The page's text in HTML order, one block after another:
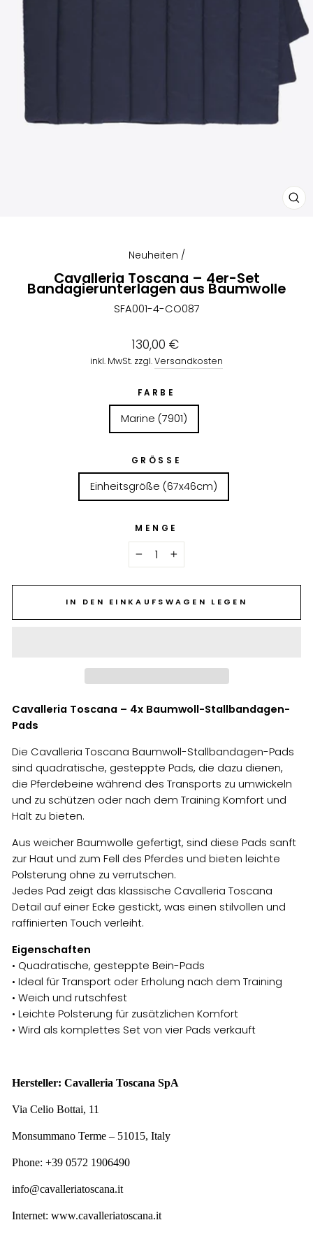
Neuheiten /
Cavalleria Toscana – 4er-Set
Bandagierunterlagen aus Baumwolle
SFA001-4-CO087
Normaler
Preis
130,00 €
inkl. MwSt. zzgl.Versandkosten
FARBE
Marine (7901)
GRÖSSE
Einheitsgröße (67x46cm)
MENGE
+
IN DEN EINKAUFSWAGEN LEGEN
Cavalleria Toscana – 4x Baumwoll-Stallbandagen-
Pads
Die Cavalleria Toscana Baumwoll-Stallbandagen-Pads
sind quadratische, gesteppte Pads, die dazu dienen,
die Pferdebeine während des Transports zu umwickeln
und zu schützen oder nach dem Training Komfort und
Halt zu bieten.
Aus weicher Baumwolle gefertigt, sind diese Pads sanft
zur Haut und zum Fell des Pferdes und bieten leichte
Polsterung ohne zu verrutschen.
Jedes Pad zeigt das klassische Cavalleria Toscana
Detail auf einer Ecke gestickt, was einen stilvollen und
raffinierten Touch verleiht.
Eigenschaften
• Quadratische, gesteppte Bein-Pads
• Ideal für Transport oder Erholung nach dem Training
• Weich und rutschfest
• Leichte Polsterung für zusätzlichen Komfort
• Wird als komplettes Set von vier Pads verkauft
Hersteller: Cavalleria Toscana SpA
Via Celio Bottai, 11
Monsummano Terme – 51015, Italy
Phone: +39 0572 1906490
info@cavalleriatoscana.it
Internet: www.cavalleriatoscana.it